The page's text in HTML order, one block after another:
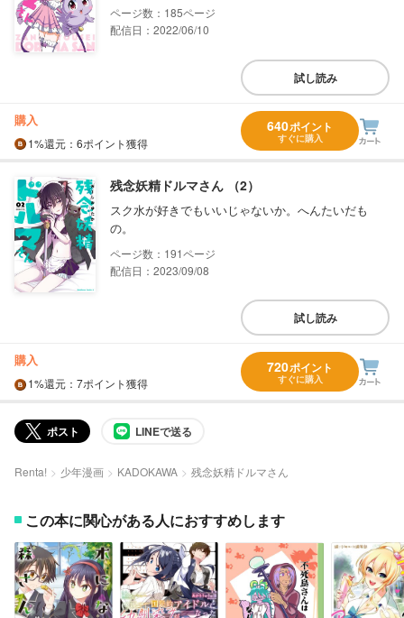
185
配信日：2022/06/10
試し読み
購入
1%還元 ：6ポイント獲得
640ポイント
すぐに購入
残念妖精ドルマさん （2）
スク水が好きでもいいじゃないか。へんたいだも
の。
191
配信日：2023/09/08
試し読み
購入
1%還元 ：7ポイント獲得
720ポイント
すぐに購入
ポスト LINEで送る
Renta! 少年漫画 KADOKAWA 残念妖精ドルマさん
この本に関心がある人におすすめします